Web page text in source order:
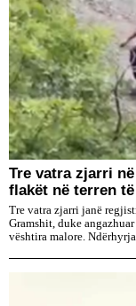
Tre vatra zjarri
flakët në terren
Tre vatra zjarri janë
Gramshit, duke
vështira malore.